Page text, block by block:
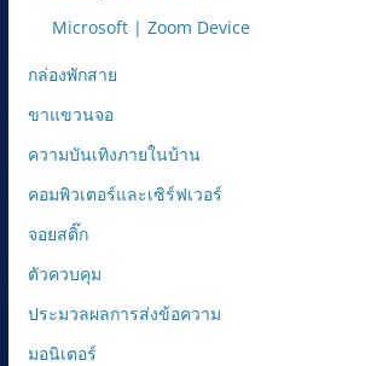
Microsoft | Zoom Device
กล่องพักสาย
ขาแขวนจอ
ความบันเทิงภายในบ้าน
คอมพิวเตอร์และเซิร์ฟเวอร์
จอยสติ๊ก
ตัวควบคุม
ประมวลผลการส่งข้อความ
มอนิเตอร์